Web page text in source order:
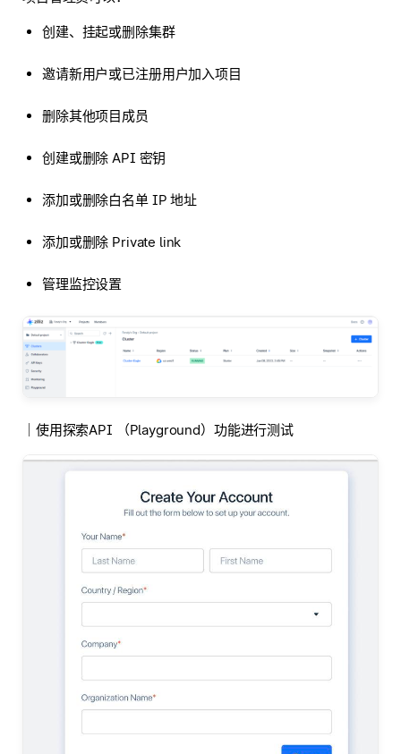
创建、挂起或删除集群
邀请新用户或已注册用户加入项目
删除其他项目成员
创建或删除 API 密钥
添加或删除白名单 IP 地址
添加或删除 Private link
管理监控设置
｜使用探索API （Playground）功能进行测试